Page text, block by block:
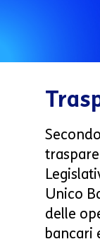
Unico
delle
bancari